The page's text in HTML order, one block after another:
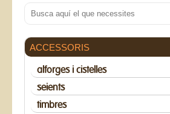
ACCESSORIS
alforges i cistelles
seients
timbres